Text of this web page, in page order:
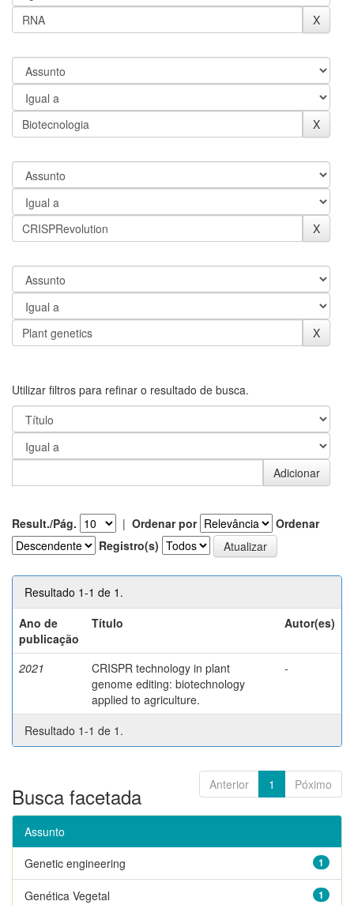
Utilizar filtros para refinar o resultado de busca.
Result./Pág. | Ordenar por
Ordenar
Registro(s)
Resultado 1-1 de 1.
Ano de
publicação
Título Autor(es)
2021
CRISPR technology in plant
genome editing: biotechnology
applied to agriculture.
-
Resultado 1-1 de 1.
Anterior 1 Póximo
Busca facetada
Assunto
1
Genetic engineering
1
Genética Vegetal